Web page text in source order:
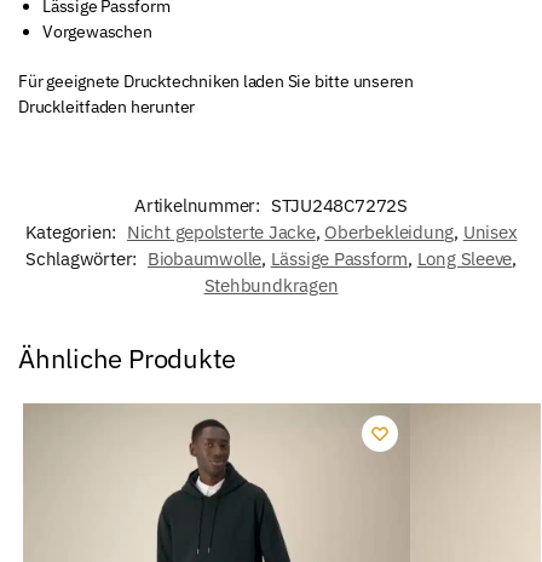
Lässige Passform
Vorgewaschen
Für geeignete Drucktechniken laden Sie bitte unseren
Druckleitfaden herunter
Artikelnummer: STJU248C7272S
Kategorien: Nicht gepolsterte Jacke, Oberbekleidung, Unisex
Schlagwörter: Biobaumwolle, Lässige Passform, Long Sleeve,
Stehbundkragen
Ähnliche Produkte